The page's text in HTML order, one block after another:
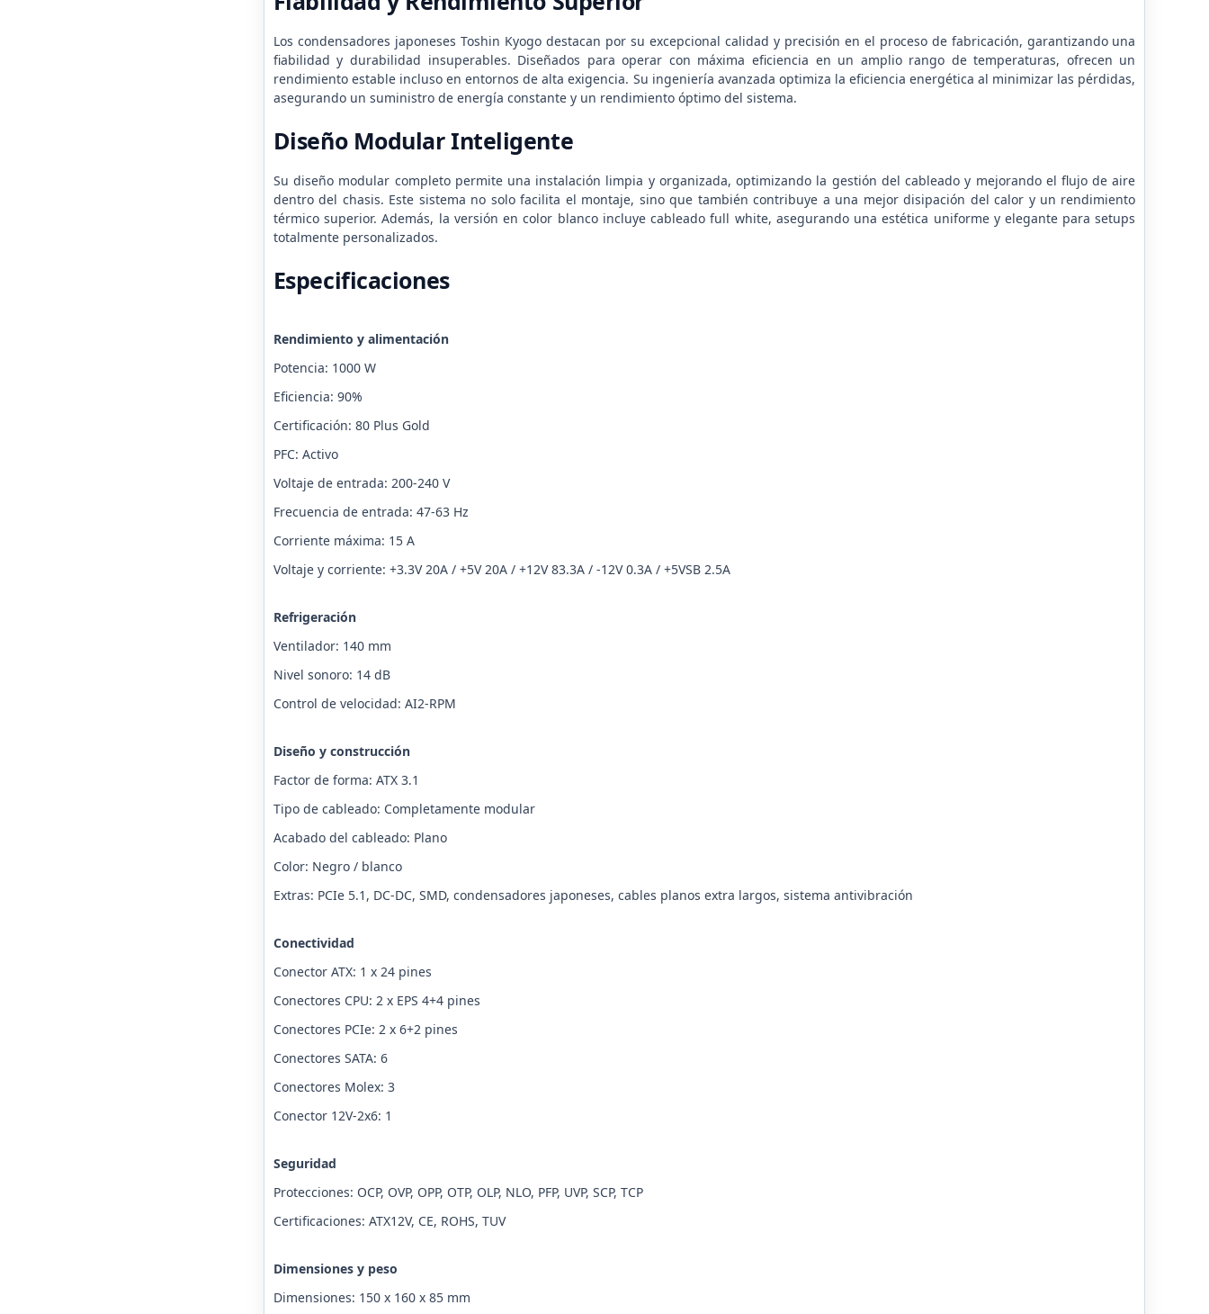
Los condensadores japoneses Toshin Kyogo destacan por su excepcional calidad y precisión en el proceso de fabricación, garantizando una
fiabilidad y durabilidad insuperables. Diseñados para operar con máxima eficiencia en un amplio rango de temperaturas, ofrecen un
rendimiento estable incluso en entornos de alta exigencia. Su ingeniería avanzada optimiza la eficiencia energética al minimizar las pérdidas,
asegurando un suministro de energía constante y un rendimiento óptimo del sistema.
Diseño Modular Inteligente
Su diseño modular completo permite una instalación limpia y organizada, optimizando la gestión del cableado y mejorando el flujo de aire
dentro del chasis. Este sistema no solo facilita el montaje, sino que también contribuye a una mejor disipación del calor y un rendimiento
térmico superior. Además, la versión en color blanco incluye cableado full white, asegurando una estética uniforme y elegante para setups
totalmente personalizados.
Especificaciones
Rendimiento y alimentación
Potencia: 1000 W
Eficiencia: 90%
Certificación: 80 Plus Gold
PFC: Activo
Voltaje de entrada: 200-240 V
Frecuencia de entrada: 47-63 Hz
Corriente máxima: 15 A
Voltaje y corriente: +3.3V 20A / +5V 20A / +12V 83.3A / -12V 0.3A / +5VSB 2.5A
Refrigeración
Ventilador: 140 mm
Nivel sonoro: 14 dB
Control de velocidad: AI2-RPM
Diseño y construcción
Factor de forma: ATX 3.1
Tipo de cableado: Completamente modular
Acabado del cableado: Plano
Color: Negro / blanco
Extras: PCIe 5.1, DC-DC, SMD, condensadores japoneses, cables planos extra largos, sistema antivibración
Conectividad
Conector ATX: 1 x 24 pines
Conectores CPU: 2 x EPS 4+4 pines
Conectores PCIe: 2 x 6+2 pines
Conectores SATA: 6
Conectores Molex: 3
Conector 12V-2x6: 1
Seguridad
Protecciones: OCP, OVP, OPP, OTP, OLP, NLO, PFP, UVP, SCP, TCP
Certificaciones: ATX12V, CE, ROHS, TUV
Dimensiones y peso
Dimensiones: 150 x 160 x 85 mm